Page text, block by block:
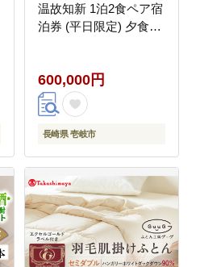
温故知新 1泊2食ペア宿
泊券 (平日限定) 夕食ア
[JFJ002] 600000
600000円 60万円
600,000円
長崎県 壱岐市